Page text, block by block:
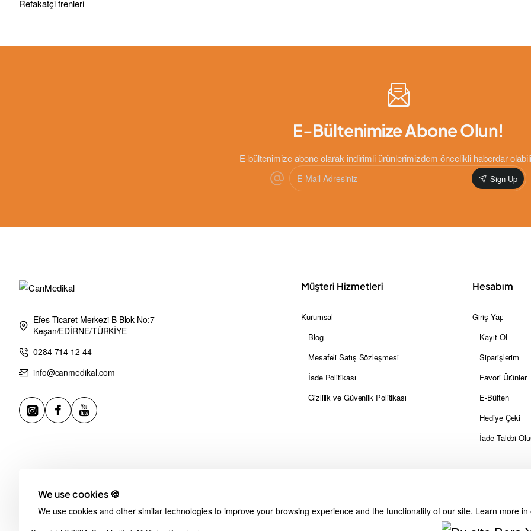
We use cookies 🍪
We use cookies and other similar technologies to improve your browsing experience and the functionality of our site. Learn more in
Refakatçi frenleri
E-Bültenimize Abone Olun!
E-bültenimize abone olarak indirimli ürünlerimizdem öncelikli haberdar
E-
Mail
Adresiniz
Sign Up
Efes Ticaret Merkezi B Blok No:7
Keşan/EDİRNE/TÜRKİYE
0284 714 12 44
info@canmedikal.com
Müşteri Hizmetleri
Kurumsal
Blog
Mesafeli Satış Sözleşmesi
İade Politikası
Gizlilik ve Güvenlik Politikası
Hesabım
Giriş Yap
Kayıt Ol
Siparişlerim
Favori Ürünler
E-Bülten
Hediye Çeki
İade Talebi